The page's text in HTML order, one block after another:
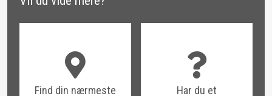
Find din nærmeste
Har du et